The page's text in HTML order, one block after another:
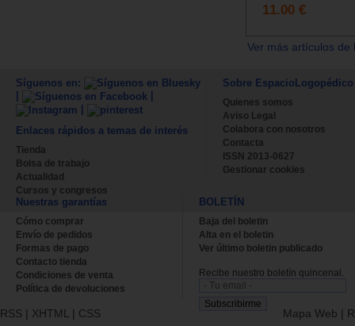
11.00 €
Ver más artículos
Síguenos en:
Enlaces rápidos a temas de interés
Tienda
Bolsa de trabajo
Actualidad
Cursos y congresos
Sobre EspacioLogopédico
Quienes somos
Aviso Legal
Colabora con nosotros
Contacta
ISSN 2013-0627
Gestionar cookies
Nuestras garantías
Cómo comprar
Envío de pedidos
Formas de pago
Contacto tienda
Condiciones de venta
Política de devoluciones
BOLETÍN
Baja del boletin
Alta en el boletin
Ver último boletin publicado
Recibe nuestro boletín quincenal.
RSS | XHTML | CSS Mapa Web |